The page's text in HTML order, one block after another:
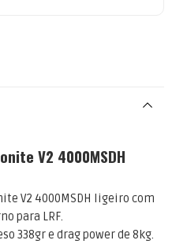
V2 4000MSDH
V2 4000MSDH ligeiro com
para LRF.
338gr e drag power de 8kg.